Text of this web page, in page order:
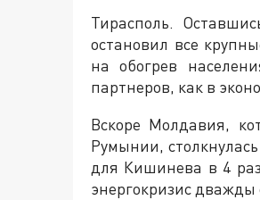
Тирасполь.
остановил все
на обогрев
партнеров, как в
Вскоре Молдавия,
Румынии,
для Кишинева в 4
энергокризис